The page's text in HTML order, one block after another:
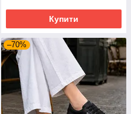
Купити
–70%